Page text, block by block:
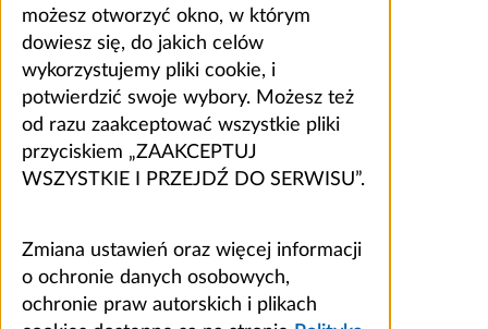
możesz otworzyć okno, w którym
dowiesz się, do jakich celów
wykorzystujemy pliki cookie, i
potwierdzić swoje wybory. Możesz też
od razu zaakceptować wszystkie pliki
przyciskiem „ZAAKCEPTUJ
WSZYSTKIE I PRZEJDŹ DO SERWISU”.
Zmiana ustawień oraz więcej informacji
o ochronie danych osobowych,
ochronie praw autorskich i plikach